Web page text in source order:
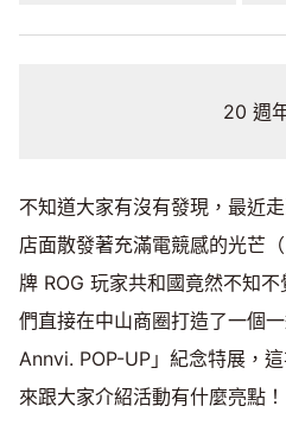
20 週
不知道大家有沒有發現，最近
店面散發著充滿電競感的光芒
牌 ROG 玩家共和國竟然不知
們直接在中山商圈打造了一個
Annvi. POP-UP」紀念特展，
來跟大家介紹活動有什麼亮點！